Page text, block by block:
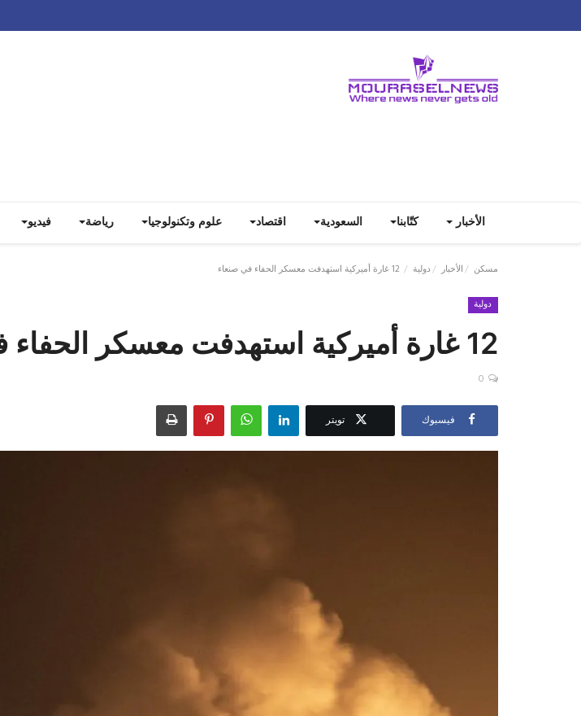
الأخبار كتّابنا السعودية اقتصاد علوم وتكنولوجيا رياضة فيديو
مسكن الأخبار دولية
دولية
12 غارة أميركية استهدفت معسكر الحفاء في صنعاء
0
فيسبوك تويتر